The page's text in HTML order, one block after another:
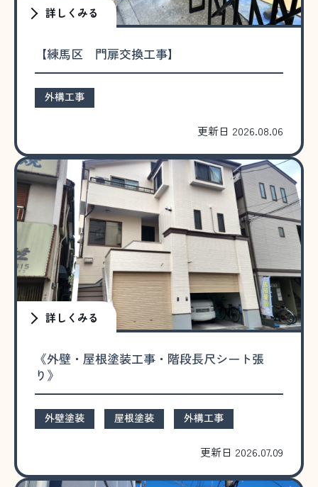
【練馬区 門扉交換工事】
外構工事
更新日 2026.08.06
詳しくみる
《外壁・屋根塗装工事・階段長尺シート張
り》
外壁塗装 屋根塗装 外構工事
更新日 2026.07.09
詳しくみる